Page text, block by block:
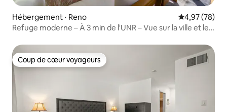
Hébergement ⋅ Reno Évaluation
4,97 (78)
Refuge moderne – À 3 min de l'UNR – Vue sur la ville et les
Coup de cœur voyageurs
Coup de cœur voyageurs